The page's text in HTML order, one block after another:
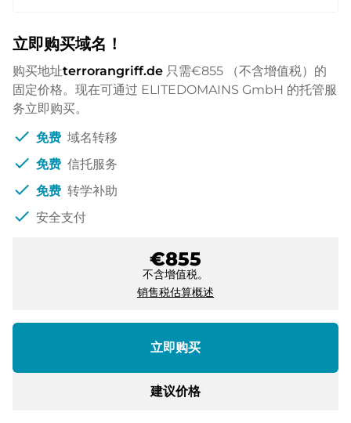
立即购买域名！
购买地址terrorangriff.de 只需€855
（不含增值税）的
固定价格。现在可通过 ELITEDOMAINS GmbH 的托管服
务立即购买。
check 免费 域名转移
check 免费 信托服务
check 免费 转学补助
check 安全支付
€855
不含增值税。
销售税估算概述
立即购买
建议价格